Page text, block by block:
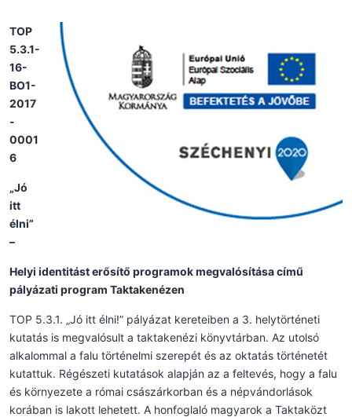
TOP
5.3.1-
16-
BO1-
2017
-
0001
6
„Jó
itt
élni”
–
Helyi identitást erősítő programok megvalósítása című
pályázati program Taktakenézen
TOP 5.3.1. „Jó itt élni!” pályázat kereteiben a 3. helytörténeti
kutatás is megvalósult a taktakenézi könyvtárban. Az utolsó
alkalommal a falu történelmi szerepét és az oktatás történetét
kutattuk. Régészeti kutatások alapján az a feltevés, hogy a falu
és környezete a római császárkorban és a népvándorlások
korában is lakott lehetett. A honfoglaló magyarok a Taktaközt